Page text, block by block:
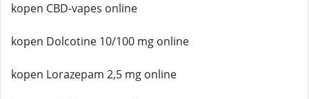
kopen CBD-vapes online
kopen Dolcotine 10/100 mg online
kopen Lorazepam 2,5 mg online